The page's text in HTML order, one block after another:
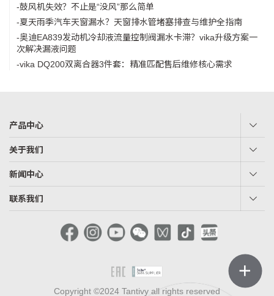
-鼓风机失效？不止是“没风”那么简单
-夏天雨季汽车天窗漏水？天窗排水管堵塞排查与维护全指南
-奥迪EA839发动机冷却液流量控制阀漏水卡滞？vika升级方案一
次解决漏液问题
-vika DQ200双离合器3件套：精准匹配售后维修核心需求
产品中心
关于我们
新闻中心
联系我们
Copyright ©2024 Tantivy all rights reserved
＋